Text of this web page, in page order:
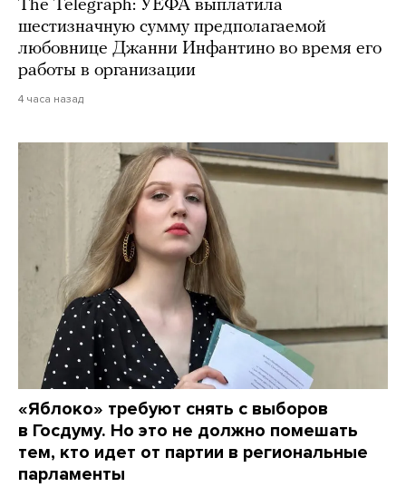
The Telegraph: УЕФА выплатила
шестизначную сумму предполагаемой
любовнице Джанни Инфантино во время его
работы в организации
4 часа назад
«Яблоко» требуют снять с выборов
в Госдуму. Но это не должно помешать
тем, кто идет от партии в региональные
парламенты